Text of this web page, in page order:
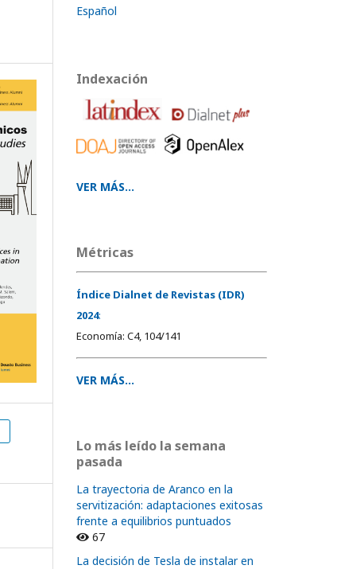
Español
Indexación
VER MÁS...
Métricas
Índice Dialnet de Revistas (IDR)
2024:
Economía: C4, 104/141
VER MÁS...
Lo más leído la semana
pasada
La trayectoria de Aranco en la
servitización: adaptaciones exitosas
frente a equilibrios puntuados
67
La decisión de Tesla de instalar en